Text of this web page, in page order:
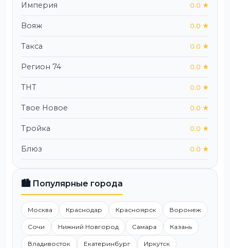
Империя 0.0 ★
Вояж 0.0 ★
Такса 0.0 ★
Регион 74 0.0 ★
ТНТ 0.0 ★
Твое Новое 0.0 ★
Тройка 0.0 ★
Блюз 0.0 ★
🏙️ Популярные города
Москва Краснодар Красноярск Воронеж
Сочи Нижний Новгород Самара Казань
Владивосток Екатеринбург Иркутск